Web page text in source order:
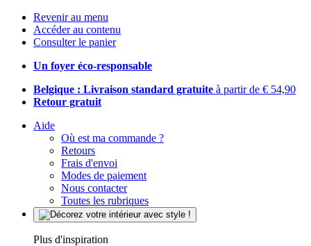
Revenir au menu
Accéder au contenu
Consulter le panier
Un foyer éco-responsable
Belgique : Livraison standard gratuite à partir de € 54,90
Retour gratuit
Aide
Où est ma commande ?
Retours
Frais d'envoi
Modes de paiement
Nous contacter
Toutes les rubriques
Plus d'inspiration